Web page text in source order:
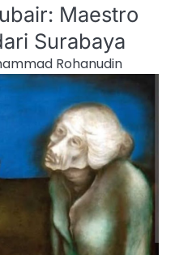
Maestro
Surabaya‎
Rohanudin